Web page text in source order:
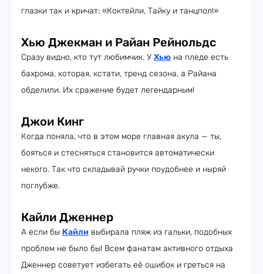
глазки так и кричат: «Коктейли, Тайку и танцпол!»
Хью Джекман и Райан Рейнольдс
Сразу видно, кто тут любимчик. У Хью на пледе есть
бахрома, которая, кстати, тренд сезона, а Райана
обделили. Их сражение будет легендарным!
Джои Кинг
Когда поняла, что в этом море главная акула — ты,
бояться и стесняться становится автоматически
некого. Так что складывай ручки поудобнее и ныряй
поглубже.
Кайли Дженнер
А если бы Кайли выбирала пляж из гальки, подобных
проблем не было бы! Всем фанатам активного отдыха
Дженнер советует избегать её ошибок и греться на